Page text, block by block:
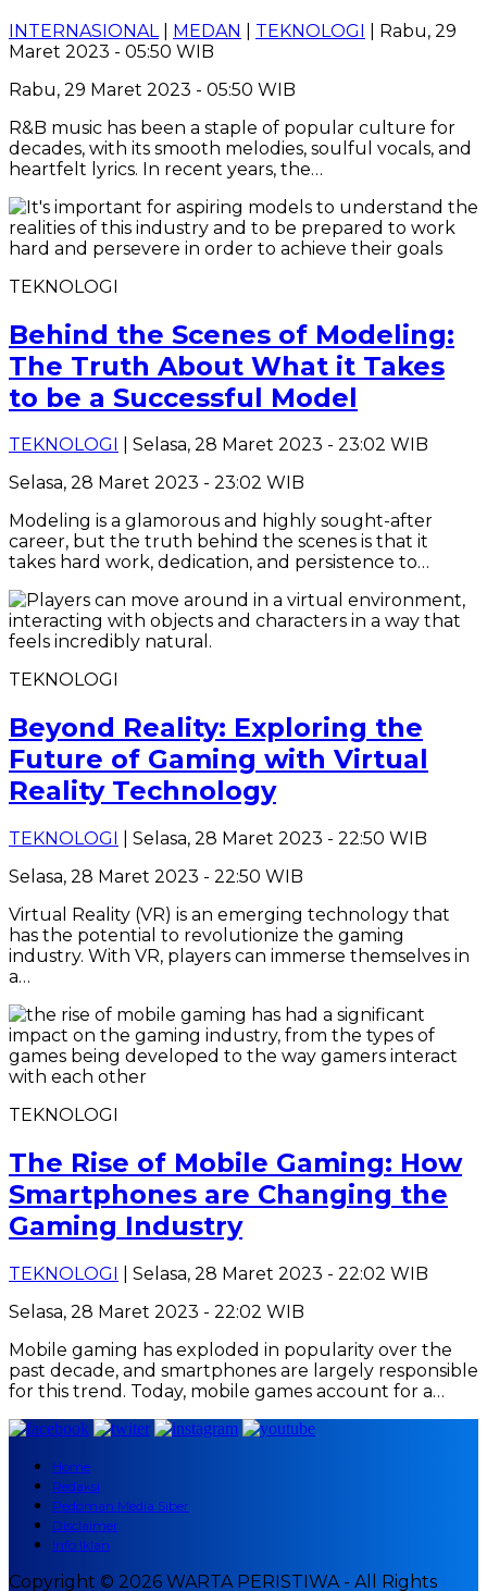
INTERNASIONAL MEDAN TEKNOLOGI
| Rabu, 29
Maret 2023 - 05:50 WIB
Rabu, 29 Maret 2023 - 05:50 WIB
R&B music has been a staple of popular culture for
decades, with its smooth melodies, soulful vocals, and
heartfelt lyrics. In recent years, the…
TEKNOLOGI
Behind the Scenes of Modeling:
The Truth About What it Takes
to be a Successful Model
TEKNOLOGI
| Selasa, 28 Maret 2023 - 23:02 WIB
Selasa, 28 Maret 2023 - 23:02 WIB
Modeling is a glamorous and highly sought-after
career, but the truth behind the scenes is that it
takes hard work, dedication, and persistence to…
TEKNOLOGI
Beyond Reality: Exploring the
Future of Gaming with Virtual
Reality Technology
TEKNOLOGI
| Selasa, 28 Maret 2023 - 22:50 WIB
Selasa, 28 Maret 2023 - 22:50 WIB
Virtual Reality (VR) is an emerging technology that
has the potential to revolutionize the gaming
industry. With VR, players can immerse themselves in
a…
TEKNOLOGI
The Rise of Mobile Gaming: How
Smartphones are Changing the
Gaming Industry
TEKNOLOGI
| Selasa, 28 Maret 2023 - 22:02 WIB
Selasa, 28 Maret 2023 - 22:02 WIB
Mobile gaming has exploded in popularity over the
past decade, and smartphones are largely responsible
for this trend. Today, mobile games account for a…
Home
Redaksi
Pedoman Media Siber
Disclaimer
Info Iklan
Copyright © 2026 WARTA PERISTIWA - All Rights